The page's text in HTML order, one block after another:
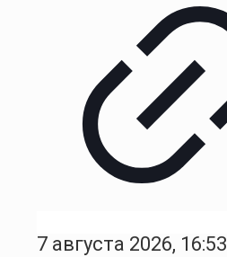
7 августа 2026, 16:53